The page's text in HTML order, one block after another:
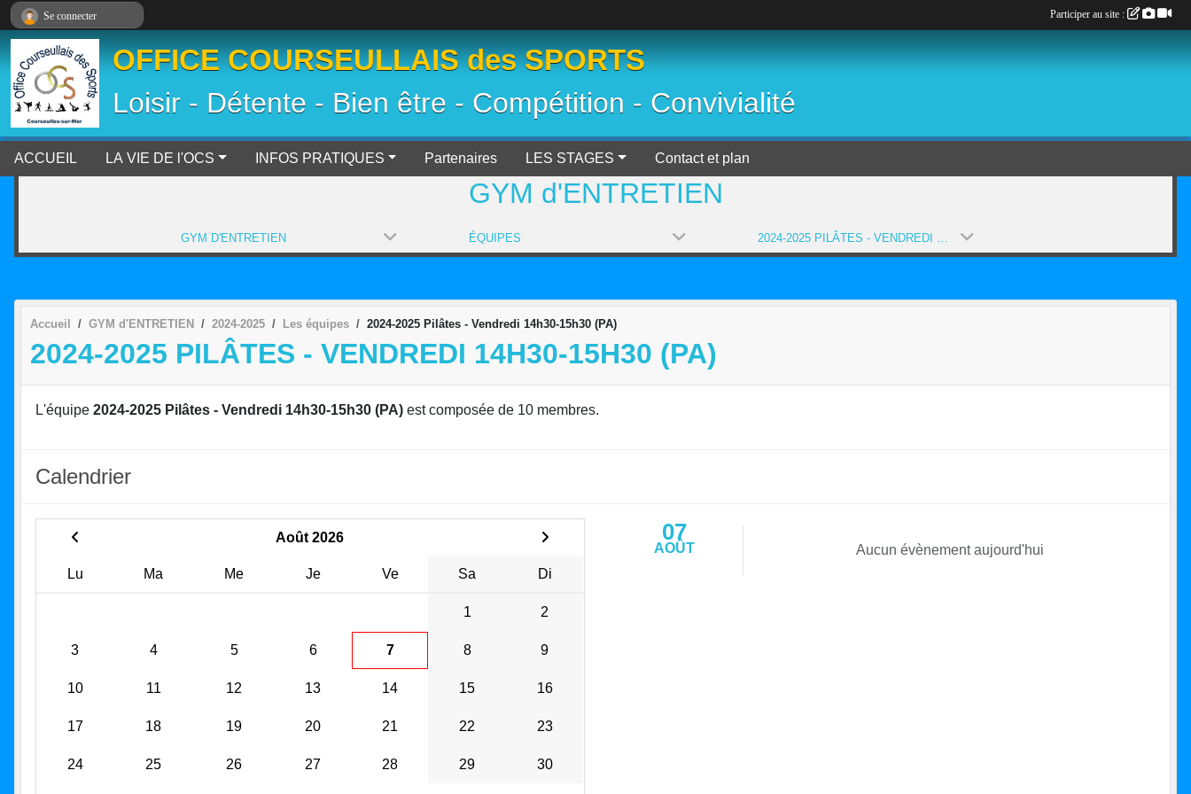
OFFICE COURSEULLAIS des SPORTS
Loisir - Détente - Bien être - Compétition - Convivialité
ACCUEIL LA VIE DE l'OCS INFOS PRATIQUES Partenaires LES STAGES Contact et plan
GYM d'ENTRETIEN
GYM D'ENTRETIEN ÉQUIPES 2024-2025 PILÂTES - VENDREDI 14H30-15H30 (PA) (SAISON 2024-2025)
Accueil GYM d'ENTRETIEN 2024-2025 Les équipes 2024-2025 Pilâtes - Vendredi 14h30-15h30 (PA)
2024-2025 PILÂTES - VENDREDI 14H30-15H30 (PA)
L'équipe 2024-2025 Pilâtes - Vendredi 14h30-15h30 (PA) est composée de 10 membres.
Calendrier
Août 2026
Lu Ma Me Je Ve Sa Di
1 2
3 4 5 6 7 8 9
10 11 12 13 14 15 16
17 18 19 20 21 22 23
24 25 26 27 28 29 30
07
AOÛT Aucun évènement aujourd'hui
Se connecter Participer au site :
Panneau de gestion des cookies